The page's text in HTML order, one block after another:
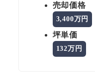
売却価格
3,400万円
坪単価
132万円